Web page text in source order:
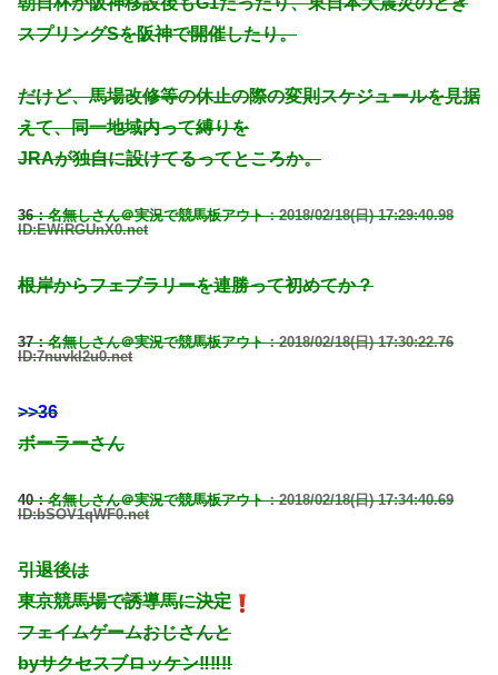
スプリングSを阪神で開催したり。
だけど、馬場改修等の休止の際の変則スケジュールを見据
えて、同一地域内って縛りを
JRAが独自に設けてるってところか。
36：名無しさん＠実況で競馬板アウト：2018/02/18(日) 17:29:40.98
ID:EWiRGUnX0.net
根岸からフェブラリーを連勝って初めてか？
37：名無しさん＠実況で競馬板アウト：2018/02/18(日) 17:30:22.76
ID:7nuvkI2u0.net
>>36
ボーラーさん
40：名無しさん＠実況で競馬板アウト：2018/02/18(日) 17:34:40.69
ID:bSOV1qWF0.net
引退後は
東京競馬場で誘導馬に決定
フェイムゲームおじさんと
byサクセスブロッケン‼‼‼